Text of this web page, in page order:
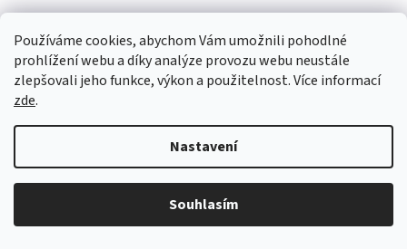
Používáme cookies, abychom Vám umožnili pohodlné
prohlížení webu a díky analýze provozu webu neustále
zlepšovali jeho funkce, výkon a použitelnost. Více informací
zde.
Nastavení
Souhlasím
Napínací prostěradlo MAKO JERSEY s elastanem
mintová
od 611,57 Kč bez DPH
od740 Kč